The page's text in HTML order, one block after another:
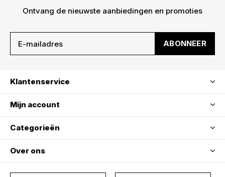
Ontvang de nieuwste aanbiedingen en promoties
ABONNEER
Klantenservice
Mijn account
Categorieën
Over ons